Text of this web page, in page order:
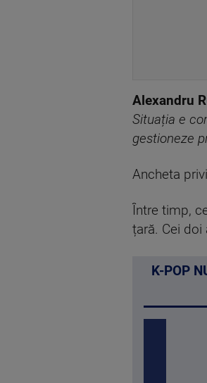
Alexandru
Situația e
gestioneze
Ancheta
Între timp,
țară. Cei
K-POP